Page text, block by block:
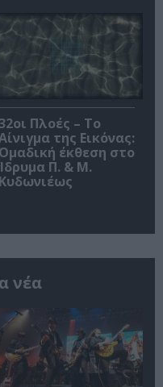
Πλοές – Το
της Εικόνας:
Ομαδική έκθεση στο
Π. & Μ.
Κυδωνιέως
νέα